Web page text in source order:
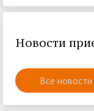
Новости
Все новости